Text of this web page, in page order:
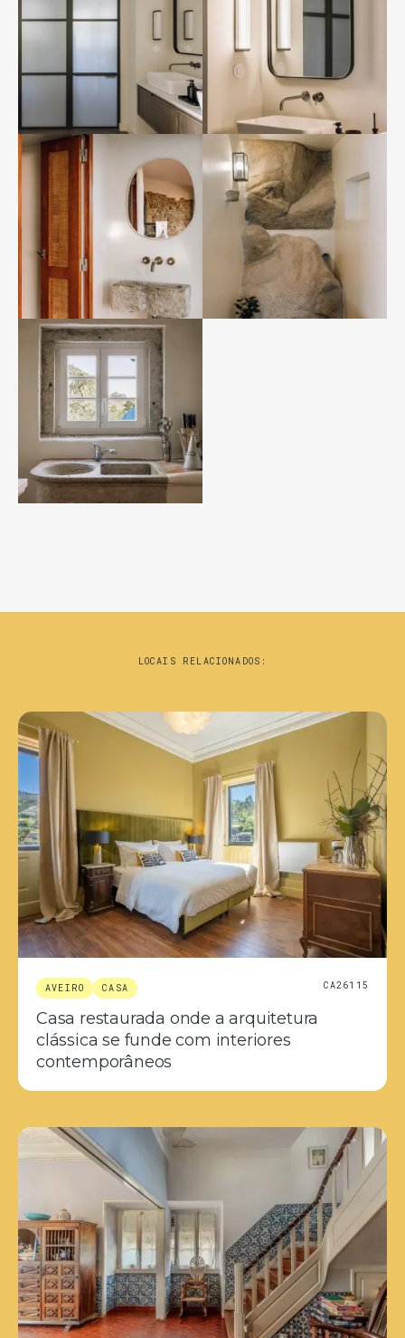
LOCAIS RELACIONADOS:
AVEIRO CASA CA26115
Casa restaurada onde a arquitetura
clássica se funde com interiores
contemporâneos